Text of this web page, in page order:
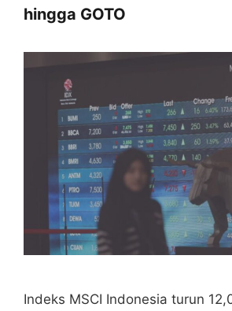
hingga GOTO
Indeks MSCI Indonesia turun